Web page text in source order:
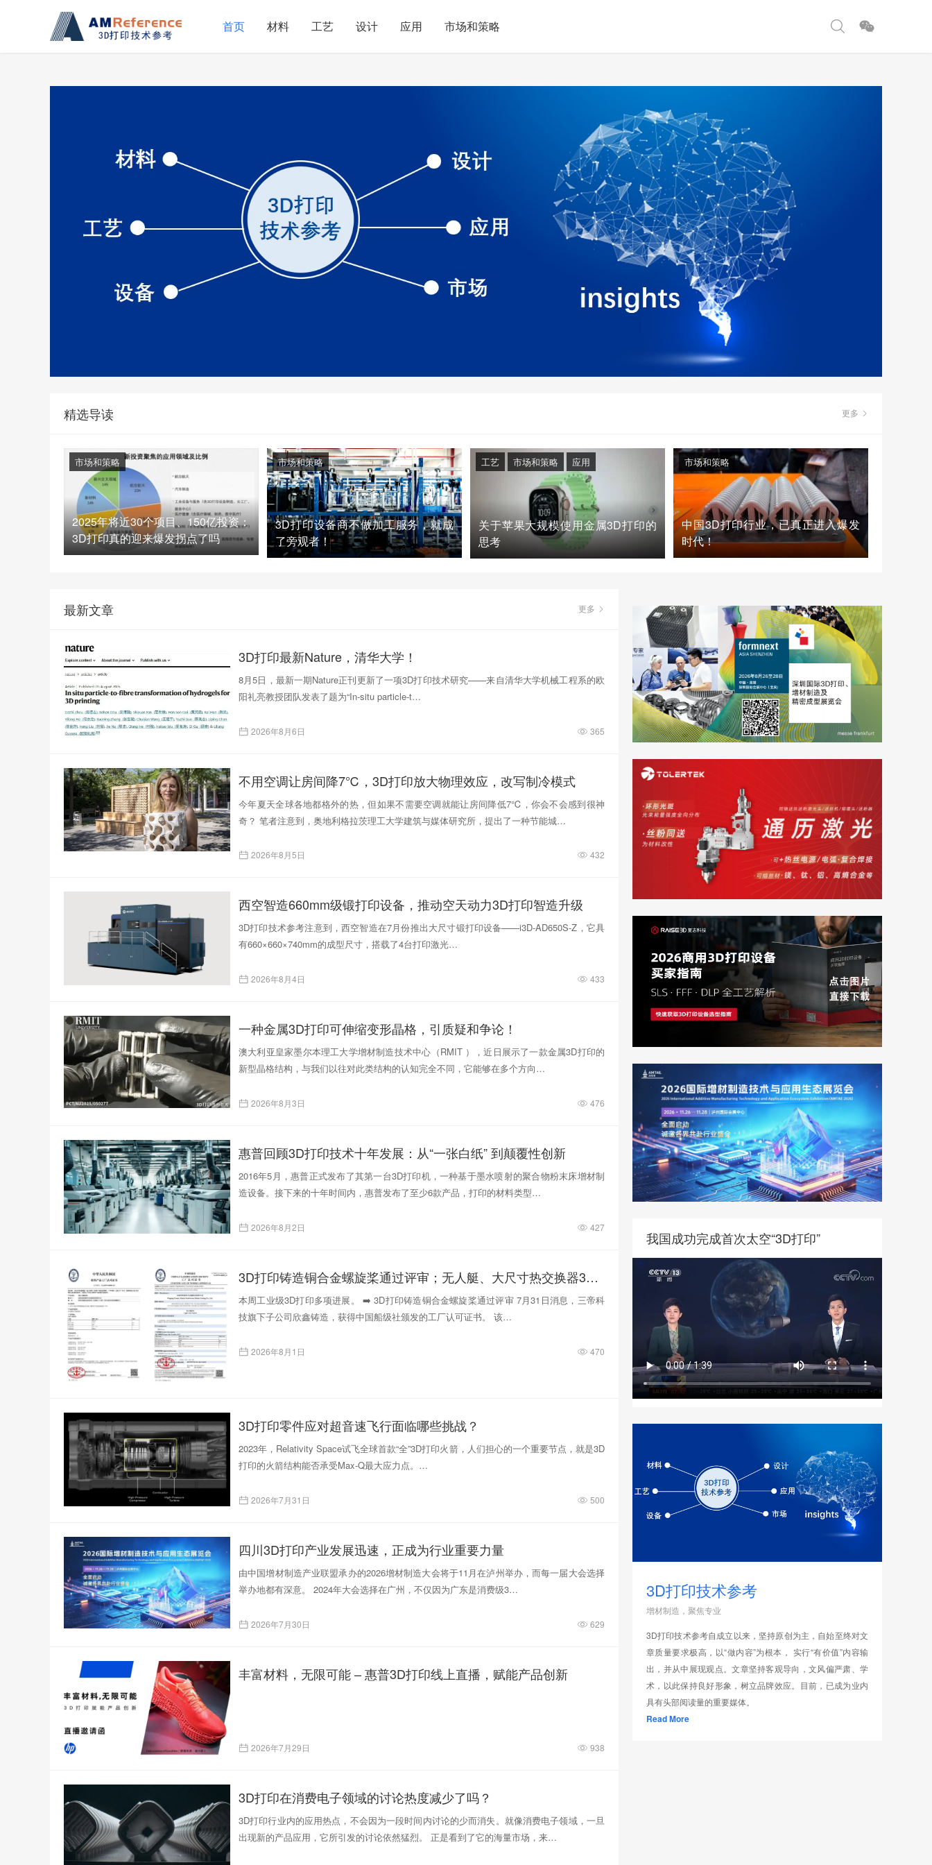
首页 材料 工艺 设计 应用 市场和策略
精选导读 更多
2025年将近30个项目、150亿投资：
3D打印真的迎来爆发拐点了吗
市场和策略
3D打印设备商不做加工服务，就成
了旁观者！
市场和策略
关于苹果大规模使用金属3D打印的
思考
工艺 市场和策略 应用
中国3D打印行业，已真正进入爆发
时代！
市场和策略
最新文章 更多
3D打印最新Nature，清华大学！
8月5日，最新一期Nature正刊更新了一项3D打印技术研究——来自清华大学机械工程系的欧
阳礼亮教授团队发表了题为“In‑situ particle‑t…
2026年8月6日 365
不用空调让房间降7℃，3D打印放大物理效应，改写制冷模式
今年夏天全球各地都格外的热，但如果不需要空调就能让房间降低7℃，你会不会感到很神
奇？ 笔者注意到，奥地利格拉茨理工大学建筑与媒体研究所，提出了一种节能城…
2026年8月5日 432
西空智造660mm级锻打印设备，推动空天动力3D打印智造升级
3D打印技术参考注意到，西空智造在7月份推出大尺寸锻打印设备——i3D-AD650S-Z，它具
有660×660×740mm的成型尺寸，搭载了4台打印激光…
2026年8月4日 433
一种金属3D打印可伸缩变形晶格，引质疑和争论！
澳大利亚皇家墨尔本理工大学增材制造技术中心（RMIT ），近日展示了一款金属3D打印的
新型晶格结构，与我们以往对此类结构的认知完全不同，它能够在多个方向…
2026年8月3日 476
惠普回顾3D打印技术十年发展：从“一张白纸” 到颠覆性创新
2016年5月，惠普正式发布了其第一台3D打印机，一种基于墨水喷射的聚合物粉末床增材制
造设备。接下来的十年时间内，惠普发布了至少6款产品，打印的材料类型…
2026年8月2日 427
3D打印铸造铜合金螺旋桨通过评审；无人艇、大尺寸热交换器3D打印；人民网报道两家3D打印企业
本周工业级3D打印多项进展。 ➡️ 3D打印铸造铜合金螺旋桨通过评审 7月31日消息，三帝科
技旗下子公司欣鑫铸造，获得中国船级社颁发的工厂认可证书。 该…
2026年8月1日 470
3D打印零件应对超音速飞行面临哪些挑战？
2023年，Relativity Space试飞全球首款“全”3D打印火箭，人们担心的一个重要节点，就是3D
打印的火箭结构能否承受Max-Q最大应力点。…
2026年7月31日 500
四川3D打印产业发展迅速，正成为行业重要力量
由中国增材制造产业联盟承办的2026增材制造大会将于11月在泸州举办，而每一届大会选择
举办地都有深意。 2024年大会选择在广州，不仅因为广东是消费级3…
2026年7月30日 629
丰富材料，无限可能 – 惠普3D打印线上直播，赋能产品创新
2026年7月29日 938
3D打印在消费电子领域的讨论热度减少了吗？
3D打印行业内的应用热点，不会因为一段时间内讨论的少而消失。就像消费电子领域，一旦
出现新的产品应用，它所引发的讨论依然猛烈。 正是看到了它的海量市场，来…
我国成功完成首次太空“3D打印”
3D打印技术参考
增材制造，聚焦专业
3D打印技术参考自成立以来，坚持原创为主，自始至终对文
章质量要求极高，以“做内容”为根本， 实行“有价值”内容输
出，并从中展现观点。文章坚持客观导向，文风偏严肃、学
术，以此保持良好形象，树立品牌效应。目前，已成为业内
具有头部阅读量的重要媒体。
Read More